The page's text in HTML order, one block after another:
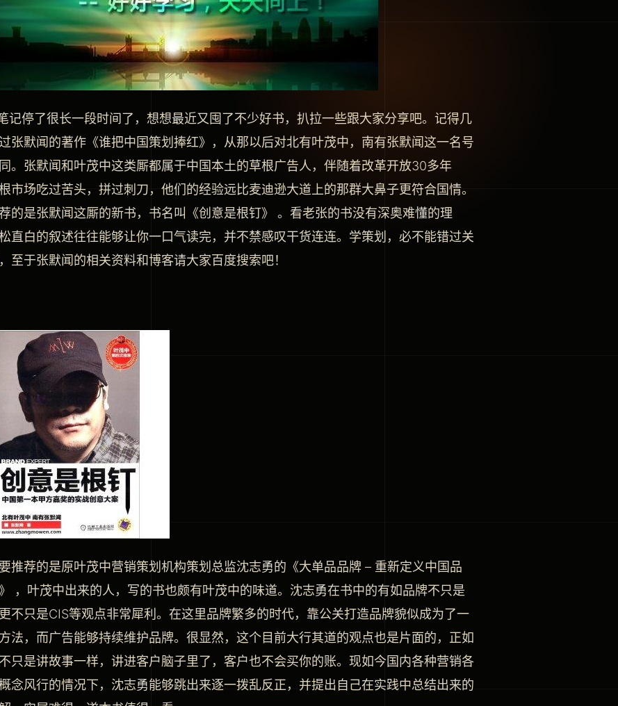
记停了很长一段时间了，想想最近又囤了不少好书，扒拉一些跟大家分享吧。记得几
张默闻的著作《谁把中国策划捧红》，从那以后对北有叶茂中，南有张默闻这一名号
。张默闻和叶茂中这类厮都属于中国本土的草根广告人，伴随着改革开放30多年
市场吃过苦头，拼过刺刀，他们的经验远比麦迪逊大道上的那群大鼻子更符合国情。
的是张默闻这厮的新书，书名叫《创意是根钉》 。看老张的书没有深奥难懂的理
直白的叙述往往能够让你一口气读完，并不禁感叹干货连连。学策划，必不能错过关
至于张默闻的相关资料和博客请大家百度搜索吧！
推荐的是原叶茂中营销策划机构策划总监沈志勇的《大单品品牌 – 重新定义中国品
，叶茂中出来的人，写的书也颇有叶茂中的味道。沈志勇在书中的有如品牌不只是
不只是CIS等观点非常犀利。在这里品牌繁多的时代，靠公关打造品牌貌似成为了一
法，而广告能够持续维护品牌。很显然，这个目前大行其道的观点也是片面的，正如
只是讲故事一样，讲进客户脑子里了，客户也不会买你的账。现如今国内各种营销各
念风行的情况下，沈志勇能够跳出来逐一拨乱反正，并提出自己在实践中总结出来的